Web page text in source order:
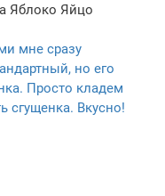
Яблоко Яйцо
мне сразу
но его
Просто кладем
сгущенка. Вкусно!